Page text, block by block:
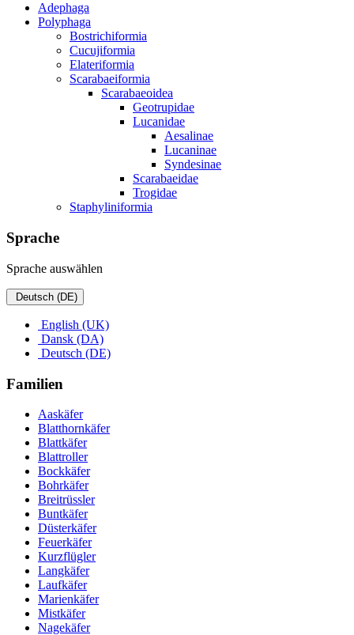
Adephaga
Polyphaga
Bostrichiformia
Cucujiformia
Elateriformia
Scarabaeiformia
Scarabaeoidea
Geotrupidae
Lucanidae
Aesalinae
Lucaninae
Syndesinae
Scarabaeidae
Trogidae
Staphyliniformia
Sprache
Sprache auswählen
Deutsch (DE)
English (UK)
Dansk (DA)
Deutsch (DE)
Familien
Aaskäfer
Blatthornkäfer
Blattkäfer
Blattroller
Bockkäfer
Bohrkäfer
Breitrüssler
Buntkäfer
Düsterkäfer
Feuerkäfer
Kurzflügler
Langkäfer
Laufkäfer
Marienkäfer
Mistkäfer
Nagekäfer